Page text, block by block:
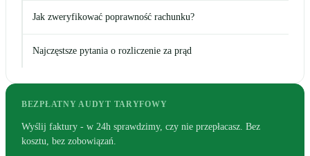
Jak zweryfikować poprawność rachunku?
Najczęstsze pytania o rozliczenie za prąd
BEZPŁATNY AUDYT TARYFOWY
Wyślij faktury - w 24h sprawdzimy, czy nie przepłacasz. Bez
kosztu, bez zobowiązań.